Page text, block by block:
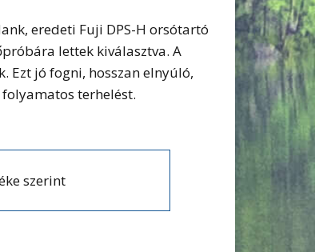
eredeti Fuji DPS-H orsótartó
lettek kiválasztva. A
Ezt jó fogni, hosszan elnyúló,
terhelést.
szerint